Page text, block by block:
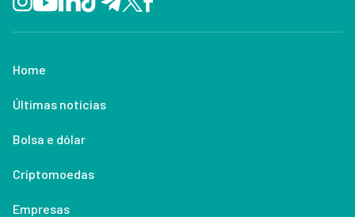
Home
Últimas notícias
Bolsa e dólar
Criptomoedas
Empresas